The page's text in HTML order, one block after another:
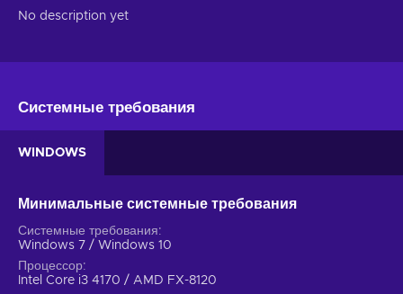
No description yet
Системные требования
WINDOWS
Минимальные системные требования
Системные требования
Windows 7 / Windows 10
Процессор
Intel Core i3 4170 / AMD FX-8120